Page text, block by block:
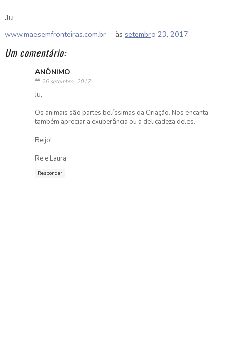
Ju
www.maesemfronteiras.com.br àssetembro 23, 2017
Um comentário:
ANÔNIMO
26 setembro, 2017
Ju,
Os animais são partes belíssimas da Criação. Nos encanta
também apreciar a exuberância ou a delicadeza deles.
Beijo!
Re e Laura
Responder